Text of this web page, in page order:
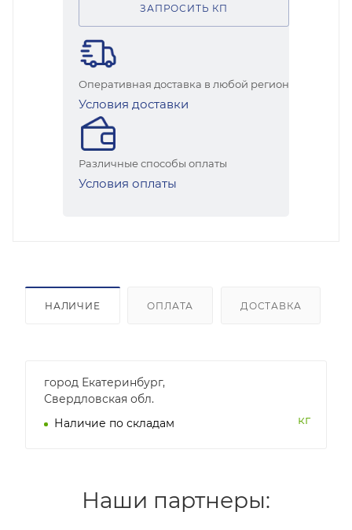
ЗАПРОСИТЬ КП
Оперативная доставка в любой регион
Условия доставки
Различные способы оплаты
Условия оплаты
НАЛИЧИЕ ОПЛАТА ДОСТАВКА
город Екатеринбург,
Свердловская обл.
Наличие по складам
кг
Наши партнеры: